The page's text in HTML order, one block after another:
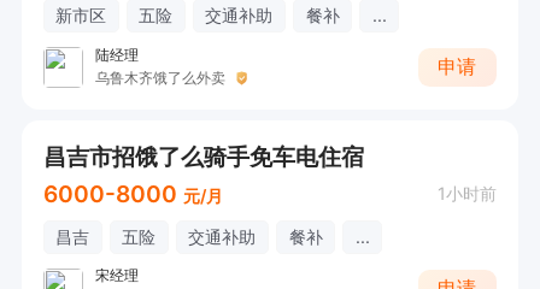
新市区 五险 交通补助 餐补 ...
陆经理
乌鲁木齐饿了么外卖
申请
昌吉市招饿了么骑手免车电住宿
6000-8000 元/月 1小时前
昌吉 五险 交通补助 餐补 ...
宋经理